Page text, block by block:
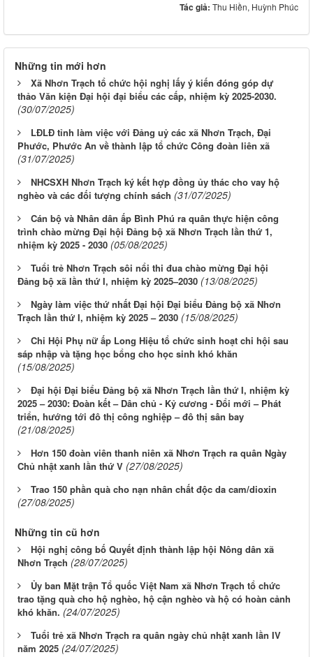
Tác giả: Thu Hiền, Huỳnh Phúc
Những tin mới hơn
Xã Nhơn Trạch tổ chức hội nghị lấy ý kiến đóng góp dự
thảo Văn kiện Đại hội đại biểu các cấp, nhiệm kỳ 2025-2030.
(30/07/2025)
LĐLĐ tỉnh làm việc với Đảng uỷ các xã Nhơn Trạch, Đại
Phước, Phước An về thành lập tổ chức Công đoàn liên xã
(31/07/2025)
NHCSXH Nhơn Trạch ký kết hợp đồng ủy thác cho vay hộ
nghèo và các đối tượng chính sách (31/07/2025)
Cán bộ và Nhân dân ấp Bình Phú ra quân thực hiện công
trình chào mừng Đại hội Đảng bộ xã Nhơn Trạch lần thứ 1,
nhiệm kỳ 2025 - 2030 (05/08/2025)
Tuổi trẻ Nhơn Trạch sôi nổi thi đua chào mừng Đại hội
Đảng bộ xã lần thứ I, nhiệm kỳ 2025–2030 (13/08/2025)
Ngày làm việc thứ nhất Đại hội Đại biểu Đảng bộ xã Nhơn
Trạch lần thứ I, nhiệm kỳ 2025 – 2030 (15/08/2025)
Chi Hội Phụ nữ ấp Long Hiệu tổ chức sinh hoạt chi hội sau
sáp nhập và tặng học bổng cho học sinh khó khăn
(15/08/2025)
Đại hội Đại biểu Đảng bộ xã Nhơn Trạch lần thứ I, nhiệm kỳ
2025 – 2030: Đoàn kết – Dân chủ - Kỷ cương - Đổi mới – Phát
triển, hướng tới đô thị công nghiệp – đô thị sân bay
(21/08/2025)
Hơn 150 đoàn viên thanh niên xã Nhơn Trạch ra quân Ngày
Chủ nhật xanh lần thứ V (27/08/2025)
Trao 150 phần quà cho nạn nhân chất độc da cam/dioxin
(27/08/2025)
Những tin cũ hơn
Hội nghị công bố Quyết định thành lập hội Nông dân xã
Nhơn Trạch (28/07/2025)
Ủy ban Mặt trận Tổ quốc Việt Nam xã Nhơn Trạch tổ chức
trao tặng quà cho hộ nghèo, hộ cận nghèo và hộ có hoàn cảnh
khó khăn. (24/07/2025)
Tuổi trẻ xã Nhơn Trạch ra quân ngày chủ nhật xanh lần IV
năm 2025 (24/07/2025)